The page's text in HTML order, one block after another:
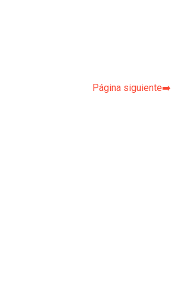
Página siguiente➡️